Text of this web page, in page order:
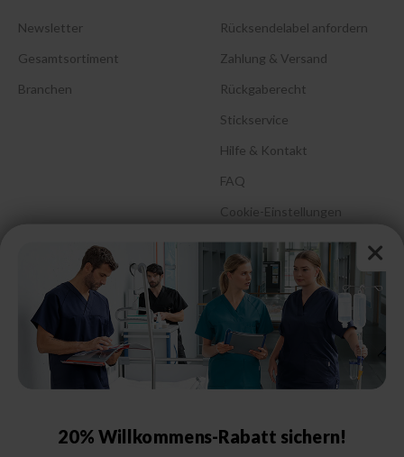
Newsletter
Gesamtsortiment
Branchen
Rücksendelabel anfordern
Zahlung & Versand
Rückgaberecht
Stickservice
Hilfe & Kontakt
FAQ
Cookie-Einstellungen
Barrierefreiheitserklärung
Größenberatung &
Pflegehinweise
Größentabelle Damen
Größentabelle Schuhe
20% Willkommens-Rabatt sichern!